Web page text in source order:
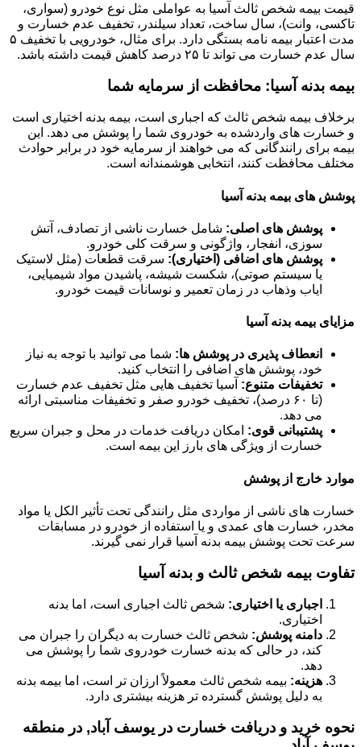
قیمت بیمه شخص ثالث آسیا به عواملی مثل نوع خودرو (سواری،
تاکسی، وانت)، سال ساخت، تعداد سیلندر، تخفیف عدم خسارت و
مدت اعتبار بیمه نامه بستگی دارد. برای مثال، خودرویی با تخفیف ۵
سال عدم خسارت می تواند تا ۲۵ درصد کاهش قیمت داشته باشد.
بیمه بدنه آسیا: محافظت از سرمایه شما
برخلاف بیمه شخص ثالث که اجباری است، بیمه بدنه اختیاری است
و خسارت های واردشده به خودروی شما را پوشش می دهد. این
بیمه برای رانندگانی که می خواهند از سرمایه خود در برابر حوادث
مختلف محافظت کنند، انتخابی هوشمندانه است.
پوشش های بیمه بدنه آسیا
پوشش های اصلی: شامل خسارت ناشی از تصادف، آتش
سوزی، انفجار، واژگونی و سرقت کلی خودرو.
پوشش های اضافی (اختیاری): سرقت قطعات (مثل لاستیک
یا سیستم صوتی)، شکست شیشه، پاشیدن مواد شیمیایی،
ایاب وذهاب در زمان تعمیر و نوسانات قیمت خودرو.
مزایای بیمه بدنه آسیا
انعطاف پذیری در پوشش ها: شما می توانید با توجه به نیاز
خود، پوشش های اضافی را انتخاب کنید.
تخفیفات متنوع: آسیا تخفیف هایی مثل تخفیف عدم خسارت
(تا ۶۰ درصد)، تخفیف خودرو صفر و تخفیفات مناسبتی ارائه
می دهد.
پشتیبانی قوی: امکان دریافت خدمات در محل و جبران سریع
خسارت از ویژگی های بارز این بیمه است.
موارد خارج از پوشش
خسارت های ناشی از مواردی مثل رانندگی تحت تأثیر الکل یا مواد
مخدر، خسارت های عمدی و یا استفاده از خودرو در مسابقات
سرعت تحت پوشش بیمه بدنه آسیا قرار نمی گیرند.
تفاوت بیمه شخص ثالث و بدنه آسیا
اجباری یا اختیاری: شخص ثالث اجباری است، اما بدنه
اختیاری.
دامنه پوشش: شخص ثالث خسارت به دیگران را جبران می
کند، در حالی که بدنه خسارت خودروی شما را پوشش می
دهد.
هزینه: بیمه شخص ثالث معمولاً ارزان تر است، اما بیمه بدنه
به دلیل پوشش گسترده تر هزینه بیشتری دارد.
نحوه خرید و دریافت خسارت در یوسف آباد, در منطقه